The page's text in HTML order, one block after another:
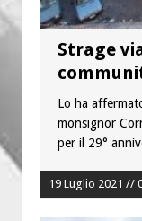
Strage
Lo ha
monsignor
per il 29°
19 Luglio 2021 //